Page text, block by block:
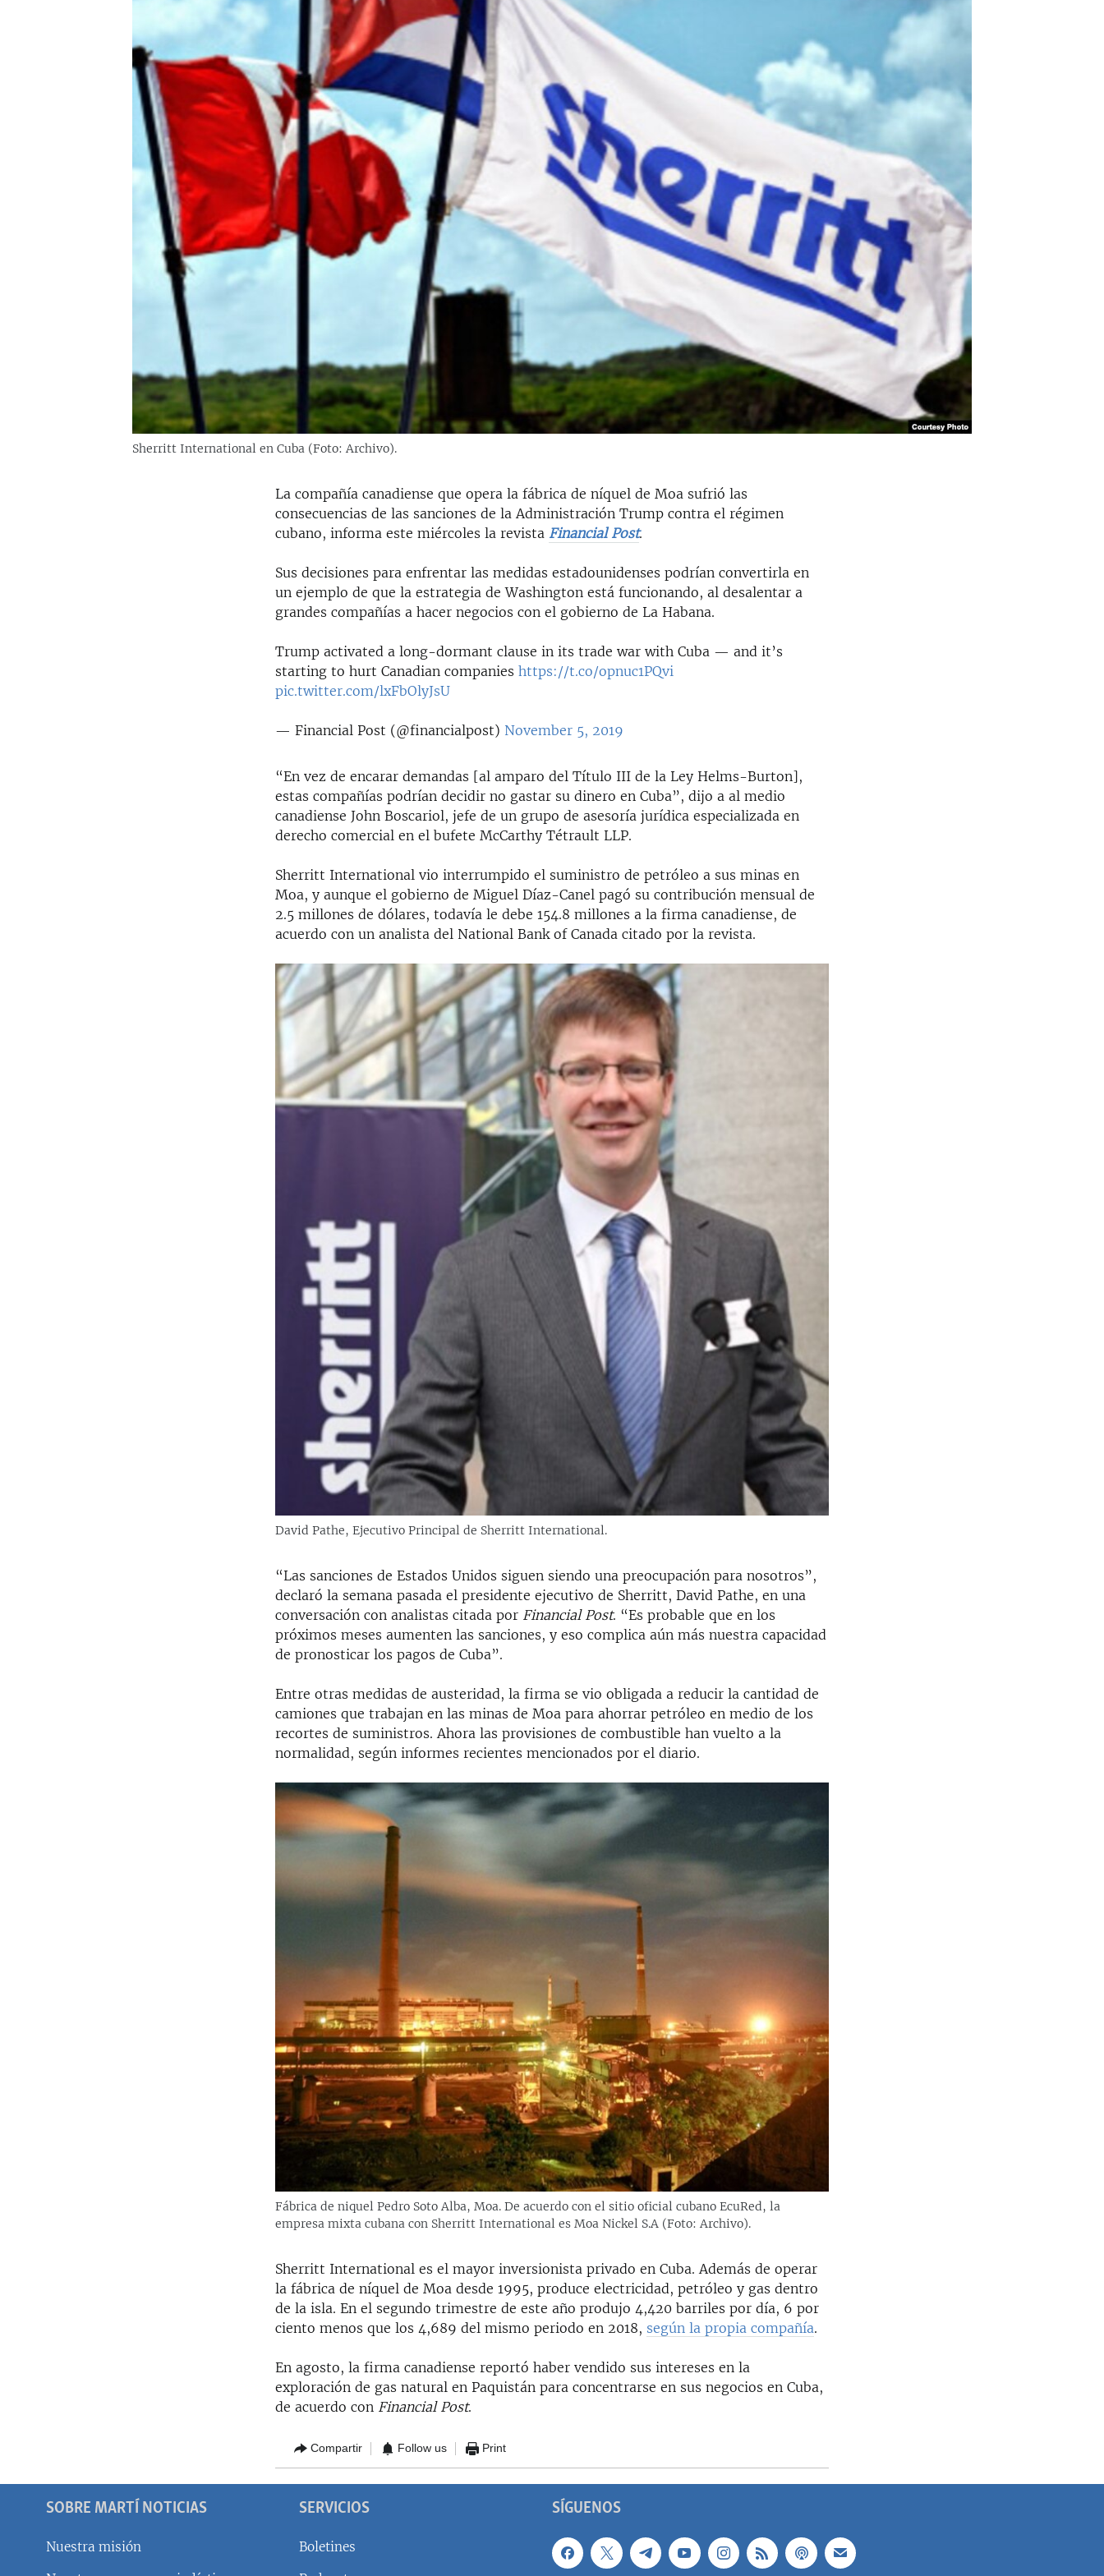
LA REALIDAD DE LA VIVIENDA EN
LOS SANTOS DE HIALEAH
DESINFORMACIÓN RUSA EN
LA INVASIÓN DE RUSIA A UCRANIA
Sherritt International en Cuba (Foto: Archivo).
La compañía canadiense que opera la fábrica de níquel de Moa sufrió las
consecuencias de las sanciones de la Administración Trump contra el régimen
cubano, informa este miércoles la revista Financial Post.
Sus decisiones para enfrentar las medidas estadounidenses podrían convertirla en
un ejemplo de que la estrategia de Washington está funcionando, al desalentar a
grandes compañías a hacer negocios con el gobierno de La Habana.
Trump activated a long-dormant clause in its trade war with Cuba — and it’s
starting to hurt Canadian companieshttps://t.co/opnuc1PQvi
pic.twitter.com/lxFbOlyJsU
— Financial Post (@financialpost) November 5, 2019
“En vez de encarar demandas [al amparo del Título III de la Ley Helms-Burton],
estas compañías podrían decidir no gastar su dinero en Cuba”, dijo a al medio
canadiense John Boscariol, jefe de un grupo de asesoría jurídica especializada en
derecho comercial en el bufete McCarthy Tétrault LLP.
Sherritt International vio interrumpido el suministro de petróleo a sus minas en
Moa, y aunque el gobierno de Miguel Díaz-Canel pagó su contribución mensual de
2.5 millones de dólares, todavía le debe 154.8 millones a la firma canadiense, de
acuerdo con un analista del National Bank of Canada citado por la revista.
David Pathe, Ejecutivo Principal de Sherritt International.
“Las sanciones de Estados Unidos siguen siendo una preocupación para nosotros”,
declaró la semana pasada el presidente ejecutivo de Sherritt, David Pathe, en una
conversación con analistas citada por Financial Post. “Es probable que en los
próximos meses aumenten las sanciones, y eso complica aún más nuestra capacidad
de pronosticar los pagos de Cuba”.
Entre otras medidas de austeridad, la firma se vio obligada a reducir la cantidad de
camiones que trabajan en las minas de Moa para ahorrar petróleo en medio de los
recortes de suministros. Ahora las provisiones de combustible han vuelto a la
normalidad, según informes recientes mencionados por el diario.
Fábrica de niquel Pedro Soto Alba, Moa. De acuerdo con el sitio oficial cubano EcuRed, la
empresa mixta cubana con Sherritt International es Moa Nickel S.A (Foto: Archivo).
Sherritt International es el mayor inversionista privado en Cuba. Además de operar
la fábrica de níquel de Moa desde 1995, produce electricidad, petróleo y gas dentro
de la isla. En el segundo trimestre de este año produjo 4,420 barriles por día, 6 por
ciento menos que los 4,689 del mismo periodo en 2018, según la propia compañía.
En agosto, la firma canadiense reportó haber vendido sus intereses en la
exploración de gas natural en Paquistán para concentrarse en sus negocios en Cuba,
de acuerdo con Financial Post.
Compartir Follow us Print
SÍGUENOS
SOBRE MARTÍ NOTICIAS
Nuestra misión
SERVICIOS
Boletines